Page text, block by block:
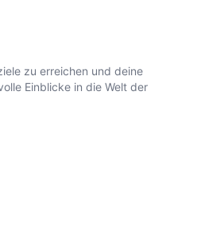
zu erreichen und deine
Einblicke in die Welt der